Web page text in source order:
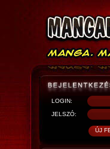
LOGIN:
JELSZÓ: